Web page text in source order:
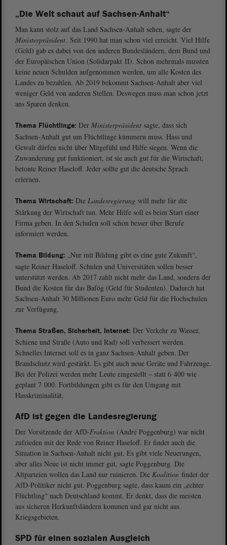
„Die Welt schaut auf Sachsen-Anhalt“
Man kann stolz auf das Land Sachsen-Anhalt sehen, sagte der
Ministerpräsident. Seit 1990 hat man schon viel erreicht. Viel Hilfe
(Geld) gab es dabei von den anderen Bundesländern, dem Bund und
der Europäischen Union (Solidarpakt II). Schon mehrmals mussten
keine neuen Schulden aufgenommen werden, um alle Kosten des
Landes zu bezahlen. Ab 2019 bekommt Sachsen-Anhalt aber viel
weniger Geld von anderen Stellen. Deswegen muss man schon jetzt
ans Sparen denken.
Thema Flüchtlinge: Der Ministerpräsident sagte, dass sich
Sachsen-Anhalt gut um Flüchtlinge kümmern muss. Hass und
Gewalt dürfen nicht über Mitgefühl und Hilfe siegen. Wenn die
Zuwanderung gut funktioniert, ist sie auch gut für die Wirtschaft,
betonte Reiner Haseloff. Jeder sollte gut die deutsche Sprach
erlernen.
Thema Wirtschaft: Die Landesregierung will mehr für die
Stärkung der Wirtschaft tun. Mehr Hilfe soll es beim Start einer
Firma geben. In den Schulen soll schon besser über Berufe
informiert werden.
Thema Bildung: „Nur mit Bildung gibt es eine gute Zukunft“,
sagte Reiner Haseloff. Schulen und Universitäten sollen besser
unterstützt werden. Ab 2017 zahlt nicht mehr das Land, sondern der
Bund die Kosten für das Bafög (Geld für Studenten). Dadurch hat
Sachsen-Anhalt 30 Millionen Euro mehr Geld für die Hochschulen
zur Verfügung.
Thema Straßen, Sicherheit, Internet: Der Verkehr zu Wasser,
Schiene und Straße (Auto und Rad) soll verbessert werden.
Schnelles Internet soll es in ganz Sachsen-Anhalt geben. Der
Brandschutz wird gestärkt. Es gibt auch neue Geräte und Fahrzeuge.
Bei der Polizei werden mehr Leute eingestellt – statt 6 400 wie
geplant 7 000. Fortbildungen gibt es für den Umgang mit
Hasskriminalität.
AfD ist gegen die Landesregierung
Der Vorsitzende der AfD-Fraktion (André Poggenburg) war nicht
zufrieden mit der Rede von Reiner Haseloff. Er findet auch die
Situation in Sachsen-Anhalt nicht gut. Es gibt viele Neuerungen,
aber alles Neue ist nicht immer gut, sagte Poggenburg. Die
Altparteien wollen das Land nur ruinieren. Die Koalition findet der
AfD-Politiker nicht gut. Poggenburg sagte, dass kaum ein „echter
Flüchtling“ nach Deutschland kommt. Er denkt, dass die meisten
aus sicheren Herkunftsländern kommen und gar nicht aus
Kriegsgebieten.
SPD für einen sozialen Ausgleich